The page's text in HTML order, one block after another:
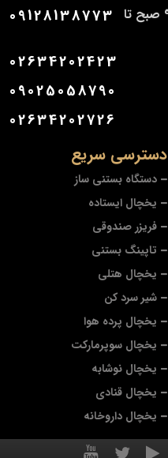
دسترسی سریع
دستگاه بستنی ساز
یخچال ایستاده
فریزر صندوقی
تاپینگ بستنی
یخچال هتلی
شیر سرد کن
یخچال پرده هوا
یخچال سوپرمارکت
یخچال نوشابه
یخچال قنادی
یخچال داروخانه
کارشناس فروش (پاسخ گویی 9 صبح تا 09128138773
02634202423
09025058790
02634202726